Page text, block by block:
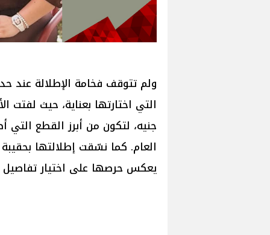
ولم تتوقف فخامة الإطلالة عند
جنيه، لتكون من أبرز القطع
يعكس حرصها على اختيار تفاصيل